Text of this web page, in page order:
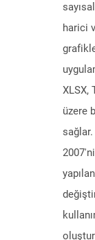
harici
XLSX,
üzere